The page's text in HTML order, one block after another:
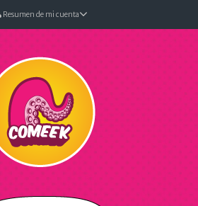
Resumen de mi cuenta